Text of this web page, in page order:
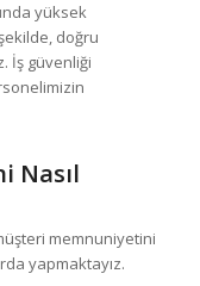
yüksek
doğru
İş güvenliği
Nasıl
memnuniyetini
yapmaktayız.